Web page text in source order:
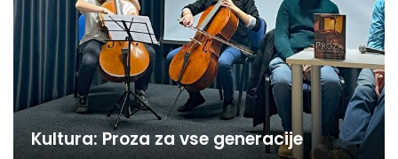
Kultura: Proza za vse generacije